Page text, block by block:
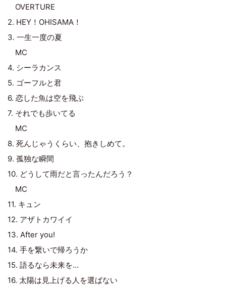
OVERTURE
2. HEY！OHISAMA！
3. 一生一度の夏
MC
4. シーラカンス
5. ゴーフルと君
6. 恋した魚は空を飛ぶ
7. それでも歩いてる
MC
8. 死んじゃうくらい、抱きしめて。
9. 孤独な瞬間
10. どうして雨だと言ったんだろう？
MC
11. キュン
12. アザトカワイイ
13. After you!
14. 手を繋いで帰ろうか
15. 語るなら未来を…
16. 太陽は見上げる人を選ばない